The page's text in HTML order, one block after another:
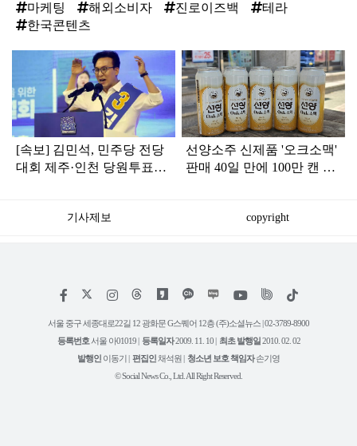
마케팅
해외소비자 진로이즈백
테라
한국콘텐츠
인
[속보] 김민석, 민주당 전당
대회 제주·인천 당원투표서
선양소주 신제품 '오크소맥'
판매 40일 만에 100만 캔 돌
기사제보 copyright
페
스
북
인
타
그
램
위
트
리
유
튜
틱
서울 중구 세종대로22길 12 광화문 G스퀘어 12층 (주)소셜뉴스 | 02-3789-8900
등록번호 서울 아01019 | 등록일자2009. 11. 10 | 최초 발행일2010. 02. 02
발행인 이동기 | 편집인채석원 | 청소년 보호 책임자손기영
© Social News Co., Ltd. All Right Reserved.